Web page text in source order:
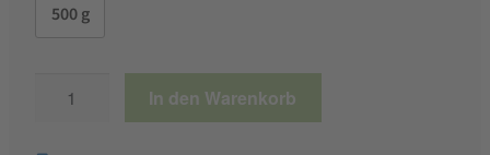
500 g
Basmati
In den Warenkorb